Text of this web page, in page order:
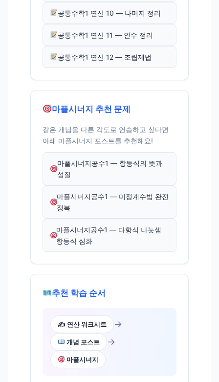
공통수학1 연산 10 — 나머지 정리
공통수학1 연산 11 — 인수 정리
공통수학1 연산 12 — 조립제법
마플시너지 추천 문제
같은 개념을 다른 각도로 연습하고 싶다면
아래 마플시너지 포스트를 추천해요!
마플시너지공수1 — 항등식의 뜻과
성질
마플시너지공수1 — 미정계수법 완전
정복
마플시너지공수1 — 다항식 나눗셈
항등식 심화
추천 학습 순서
✍️ 연산 워크시트 →
개념 포스트 →
마플시너지